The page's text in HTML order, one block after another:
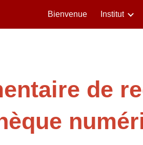
Skip to
Bienvenue Institut
de